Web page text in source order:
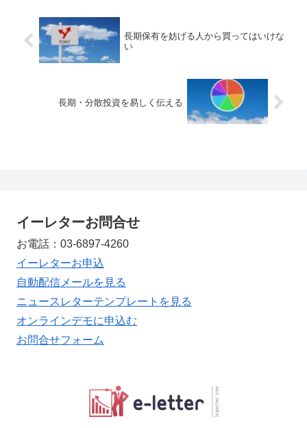
長期保有を妨げる人から買ってはいけな
い
長期・分散投資を易しく伝える
イーレターお問合せ
お電話：03-6897-4260
イーレターお申込
自動配信メールを見る
ニュースレターテンプレートを見る
オンラインデモに申込む
お問合せフォーム